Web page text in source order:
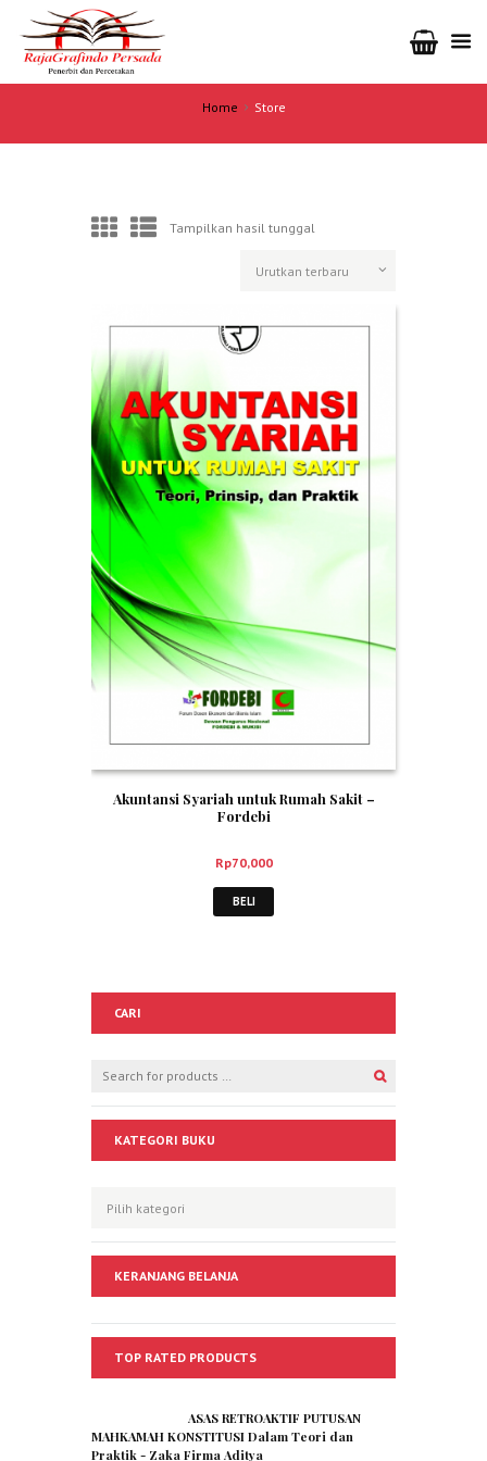
Home Store
Tampilkan hasil tunggal
Akuntansi Syariah untuk Rumah Sakit –
Fordebi
Rp70,000
BELI
CARI
KATEGORI BUKU
KERANJANG BELANJA
TOP RATED PRODUCTS
ASAS RETROAKTIF PUTUSAN
MAHKAMAH KONSTITUSI Dalam Teori dan
Praktik - Zaka Firma Aditya